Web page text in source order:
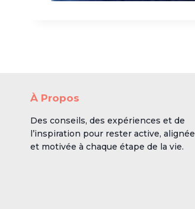
À Propos
Des conseils, des expériences et de
l’inspiration pour rester active, alignée
et motivée à chaque étape de la vie.